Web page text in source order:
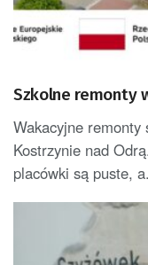
Szkolne remonty
Wakacyjne remonty
Kostrzynie nad
placówki są puste,